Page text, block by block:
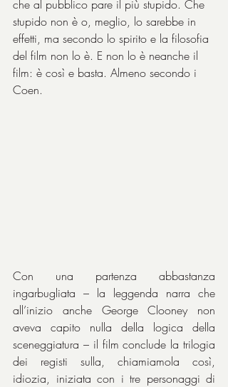
che al pubblico pare il più stupido. Che
stupido non è o, meglio, lo sarebbe in
effetti, ma secondo lo spirito e la filosofia
del film non lo è. E non lo è neanche il
film: è così e basta. Almeno secondo i
Coen.
Con una partenza abbastanza
ingarbugliata – la leggenda narra che
all’inizio anche George Clooney non
aveva capito nulla della logica della
sceneggiatura – il film conclude la trilogia
dei registi sulla, chiamiamola così,